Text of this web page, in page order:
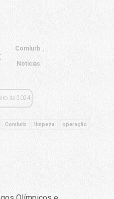
Comlurb
Notícias
de 2024
Comlurb limpeza operação